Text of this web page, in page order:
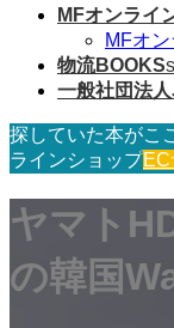
MFオンライ
MFオ
物流BOOKS
一般社団法人
探していた本がこ
ラインショップ
ヤマト
の韓国